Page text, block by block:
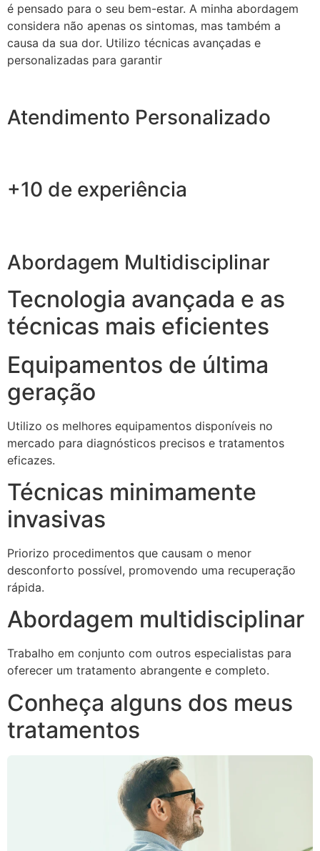
é pensado para o seu bem-estar. A minha abordagem
considera não apenas os sintomas, mas também a
causa da sua dor. Utilizo técnicas avançadas e
personalizadas para garantir
Atendimento Personalizado
+10 de experiência
Abordagem Multidisciplinar
Tecnologia avançada e as
técnicas mais eficientes
Equipamentos de última
geração
Utilizo os melhores equipamentos disponíveis no
mercado para diagnósticos precisos e tratamentos
eficazes.
Técnicas minimamente
invasivas
Priorizo procedimentos que causam o menor
desconforto possível, promovendo uma recuperação
rápida.
Abordagem multidisciplinar
Trabalho em conjunto com outros especialistas para
oferecer um tratamento abrangente e completo.
Conheça alguns dos meus
tratamentos